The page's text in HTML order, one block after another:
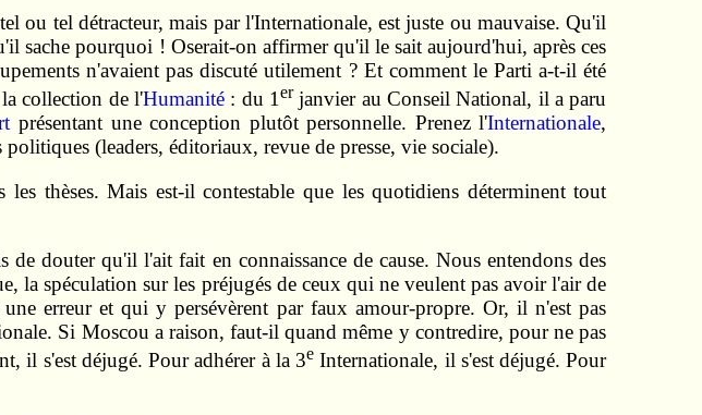
ou tel détracteur, mais par l'Internationale, est juste ou mauvaise. Qu'il
sache pourquoi ! Oserait-on affirmer qu'il le sait aujourd'hui, après ces
n'avaient pas discuté utilement ? Et comment le Parti a-t-il été
collection de l'Humanité: du 1erjanvier au Conseil National, il a paru
présentant une conception plutôt personnelle. Prenez l'Internationale,
(leaders, éditoriaux, revue de presse, vie sociale).
thèses. Mais est-il contestable que les quotidiens déterminent tout
douter qu'il l'ait fait en connaissance de cause. Nous entendons des
la spéculation sur les préjugés de ceux qui ne veulent pas avoir l'air de
erreur et qui y persévèrent par faux amour-propre. Or, il n'est pas
Si Moscou a raison, faut-il quand même y contredire, pour ne pas
il s'est déjugé. Pour adhérer à la 3e Internationale, il s'est déjugé. Pour